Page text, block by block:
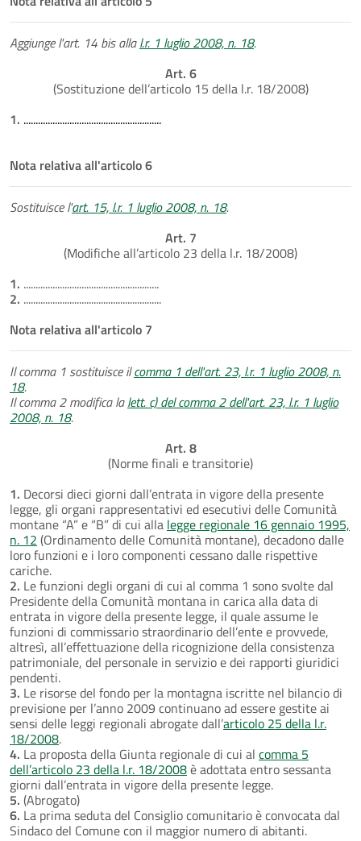
Aggiunge l'art. 14 bis allal.r. 1 luglio 2008, n. 18.
Art. 6
(Sostituzione dell’articolo 15 della l.r. 18/2008)
1. .........................................................
Nota relativa all'articolo 6
Sostituisce l'art. 15, l.r. 1 luglio 2008, n. 18.
Art. 7
(Modifiche all’articolo 23 della l.r. 18/2008)
1. ........................................................
2. .........................................................
Nota relativa all'articolo 7
Il comma 1 sostituisce ilcomma 1 dell'art. 23, l.r. 1 luglio 2008, n.
18.
Il comma 2 modifica lalett. c) del comma 2 dell'art. 23, l.r. 1 luglio
2008, n. 18.
Art. 8
(Norme finali e transitorie)
1. Decorsi dieci giorni dall’entrata in vigore della presente
legge, gli organi rappresentativi ed esecutivi delle Comunità
montane “A” e “B” di cui alla legge regionale 16 gennaio 1995,
n. 12 (Ordinamento delle Comunità montane), decadono dalle
loro funzioni e i loro componenti cessano dalle rispettive
cariche.
2. Le funzioni degli organi di cui al comma 1 sono svolte dal
Presidente della Comunità montana in carica alla data di
entrata in vigore della presente legge, il quale assume le
funzioni di commissario straordinario dell’ente e provvede,
altresì, all’effettuazione della ricognizione della consistenza
patrimoniale, del personale in servizio e dei rapporti giuridici
pendenti.
3. Le risorse del fondo per la montagna iscritte nel bilancio di
previsione per l’anno 2009 continuano ad essere gestite ai
sensi delle leggi regionali abrogate dall’articolo 25 della l.r.
18/2008.
4. La proposta della Giunta regionale di cui al comma 5
dell’articolo 23 della l.r. 18/2008è adottata entro sessanta
giorni dall’entrata in vigore della presente legge.
5. (Abrogato)
6. La prima seduta del Consiglio comunitario è convocata dal
Sindaco del Comune con il maggior numero di abitanti.